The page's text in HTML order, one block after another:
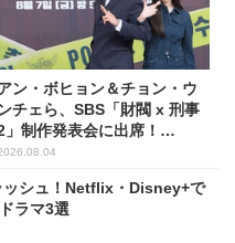
ン・ボヒョン＆チョン・ウ
ンチェら、SBS「財閥 x 刑事
」制作発表会に出席！
枚)
ッシュ！Netflix・Disney+で
ラマ3選